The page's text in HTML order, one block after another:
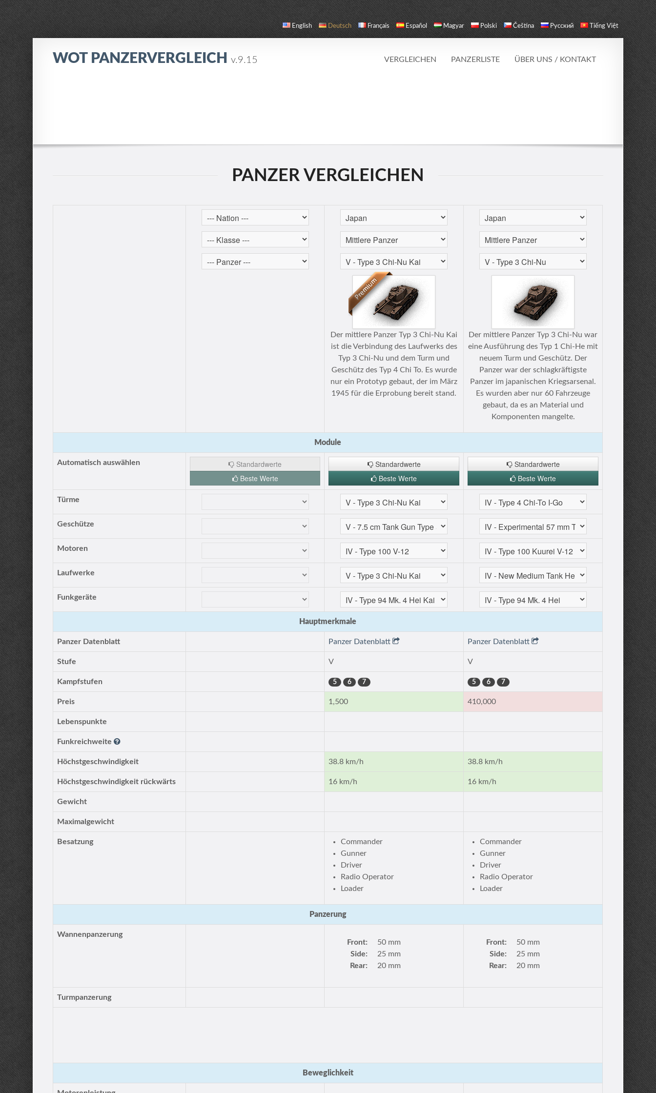
English Deutsch Français Español Magyar Polski Čeština Русский Tiếng Việt
WOT PANZERVERGLEICHv.9.15 VERGLEICHEN PANZERLISTE ÜBER UNS / KONTAKT
PANZER VERGLEICHEN
Der mittlere Panzer Typ 3 Chi-Nu Kai
ist die Verbindung des Laufwerks des
Typ 3 Chi-Nu und dem Turm und
Geschütz des Typ 4 Chi To. Es wurde
nur ein Prototyp gebaut, der im März
1945 für die Erprobung bereit stand.
Der mittlere Panzer Typ 3 Chi-Nu war
eine Ausführung des Typ 1 Chi-He mit
neuem Turm und Geschütz. Der
Panzer war der schlagkräftigste
Panzer im japanischen Kriegsarsenal.
Es wurden aber nur 60 Fahrzeuge
gebaut, da es an Material und
Komponenten mangelte.
Module
Automatisch auswählen
Standardwerte
Beste Werte
Standardwerte
Beste Werte
Standardwerte
Beste Werte
Türme
Geschütze
Motoren
Laufwerke
Funkgeräte
Hauptmerkmale
Panzer Datenblatt Panzer Datenblatt Panzer Datenblatt
Stufe V V
Kampfstufen 5 6 7 5 6 7
Preis 1,500 410,000
Lebenspunkte
Funkreichweite
Höchstgeschwindigkeit 38.8 km/h 38.8 km/h
Höchstgeschwindigkeit rückwärts 16 km/h 16 km/h
Gewicht
Maximalgewicht
Besatzung
Commander
Gunner
Driver
Radio Operator
Loader
Commander
Gunner
Driver
Radio Operator
Loader
Panzerung
Wannenpanzerung
Front:
50 mm
Side:
25 mm
Rear:
20 mm
Front:
50 mm
Side:
25 mm
Rear:
20 mm
Turmpanzerung
Beweglichkeit